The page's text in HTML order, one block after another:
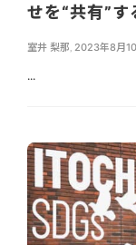
せを“共有”
室井 梨那 2023年8月
...